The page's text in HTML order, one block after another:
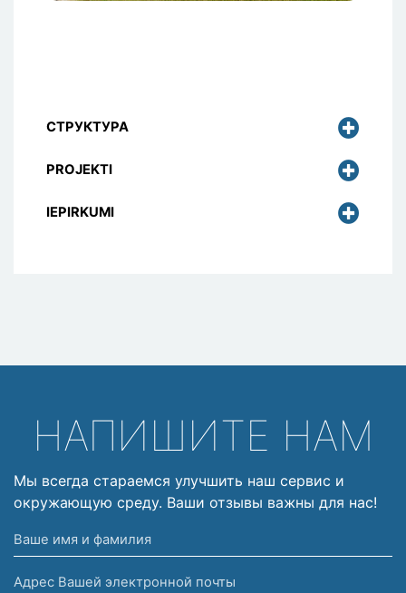
СТРУКТУРА
PROJEKTI
IEPIRKUMI
НАПИШИТЕ НАМ
Мы всегда стараемся улучшить наш сервис и
окружающую среду. Ваши отзывы важны для нас!
Ваше
имя
и
Адрес